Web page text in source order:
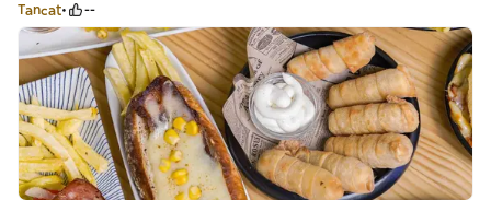
Tancat --